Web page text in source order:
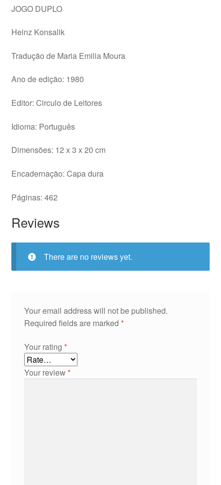
JOGO DUPLO
Heinz Konsalik
Tradução de Maria Emilia Moura
Ano de edição: 1980
Editor: Circulo de Leitores
Idioma: Português
Dimensões: 12 x 3 x 20 cm
Encadernação: Capa dura
Páginas: 462
Reviews
There are no reviews yet.
Your email address will not be published.
Required fields are marked *
Your rating *
Your review*